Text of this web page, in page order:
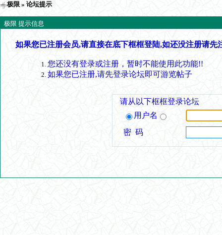
极限 » 论坛提示
极限 提示信息
如果您已注册会员,请直接在底下框框登陆,如还没注册请先
您还没有登录或注册，暂时不能使用此功能!!
如果您已注册,请先登录论坛即可游览帖子
请从以下框框登录论坛
用户名
密 码